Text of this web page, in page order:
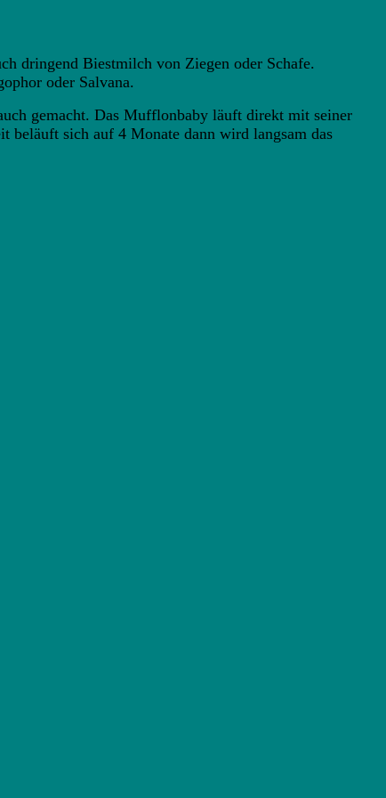
dringend Biestmilch von Ziegen oder Schafe.
oder Salvana.
gemacht. Das Mufflonbaby läuft direkt mit seiner
beläuft sich auf 4 Monate dann wird langsam das